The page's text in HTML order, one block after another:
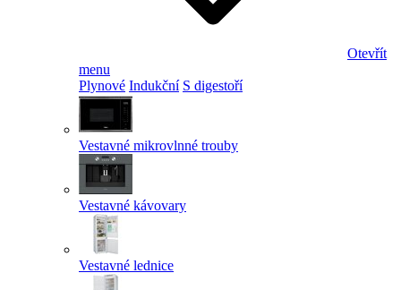
Otevřít
menu
Plynové Indukční S digestoří
Vestavné mikrovlnné trouby
Vestavné kávovary
Vestavné lednice